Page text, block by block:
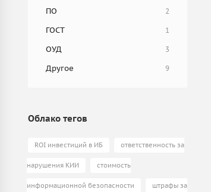
ПО 2
ГОСТ 1
ОУД 3
Другое 9
Облако тегов
ROI инвестиций в ИБ ответственность за
нарушения КИИ стоимость
информационной безопасности штрафы за